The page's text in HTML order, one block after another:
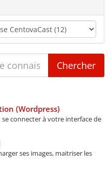
(Wordpress)
connecter à votre interface de
ses images, maitriser les